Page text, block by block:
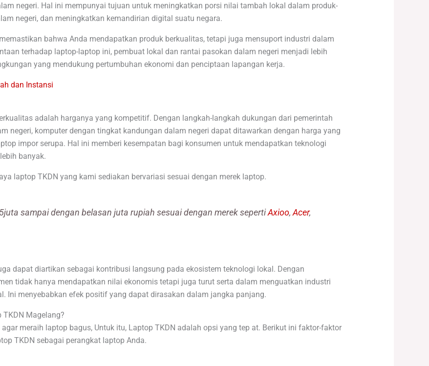
negeri. Hal ini mempunyai tujuan untuk meningkatkan porsi nilai tambah lokal dalam produk-
negeri, dan meningkatkan kemandirian digital suatu negara.
bahwa Anda mendapatkan produk berkualitas, tetapi juga mensuport industri dalam
terhadap laptop-laptop ini, pembuat lokal dan rantai pasokan dalam negeri menjadi lebih
yang mendukung pertumbuhan ekonomi dan penciptaan lapangan kerja.
dan Instansi
adalah harganya yang kompetitif. Dengan langkah-langkah dukungan dari pemerintah
negeri, komputer dengan tingkat kandungan dalam negeri dapat ditawarkan dengan harga yang
impor serupa. Hal ini memberi kesempatan bagi konsumen untuk mendapatkan teknologi
banyak.
laptop TKDN yang kami sediakan bervariasi sesuai dengan merek laptop.
sampai dengan belasan juta rupiah sesuai dengan merek sepertiAxioo,Acer,
dapat diartikan sebagai kontribusi langsung pada ekosistem teknologi lokal. Dengan
tidak hanya mendapatkan nilai ekonomis tetapi juga turut serta dalam menguatkan industri
Ini menyebabkan efek positif yang dapat dirasakan dalam jangka panjang.
Magelang?
meraih laptop bagus, Untuk itu, Laptop TKDN adalah opsi yang tep at. Berikut ini faktor-faktor
TKDN sebagai perangkat laptop Anda.